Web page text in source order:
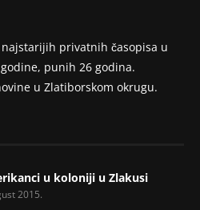
privatnih časopisa u
punih 26 godina.
u Zlatiborskom okrugu.
u koloniji u Zlakusi
2015.